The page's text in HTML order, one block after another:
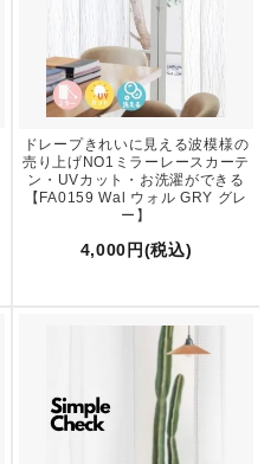
ドレープきれいに見える波模様の
売り上げNO1ミラーレースカーテ
ン・UVカット・お洗濯ができる
【FA0159 Wal ウォル GRY グレ
ー】
4,000円(税込)